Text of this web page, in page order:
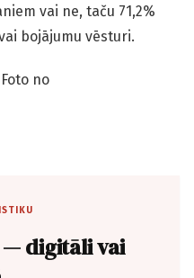
vai ne, taču 71,2%
bojājumu vēsturi.
Foto no
— digitāli vai